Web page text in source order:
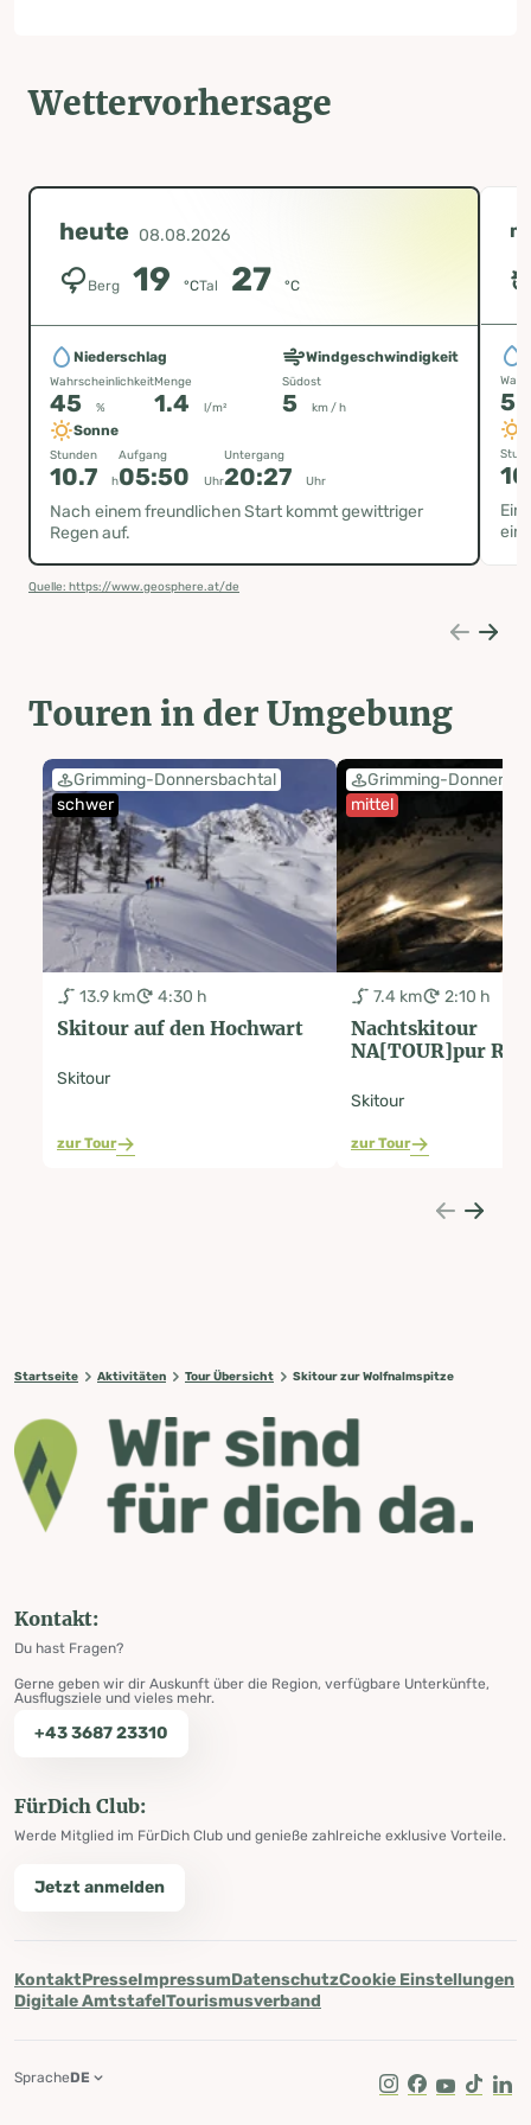
Wettervorhersage
heute 08.08.2026
Berg 19 °CTal 27 °C
Niederschlag
Wahrscheinlichkeit
45 %
Menge
1.4 l/m²
Windgeschwindigkeit
Südost
5 km / h
Sonne
Stunden
10.7 h
Aufgang
05:50 Uhr
Untergang
20:27 Uhr
Nach einem freundlichen Start kommt gewittriger
Regen auf.
5
Ein
ein
Quelle: https://www.geosphere.at/de
Touren in der Umgebung
Grimming-Donnersbachtal
schwer
13.9 km 4:30 h
Skitour auf den Hochwart
Skitour
zur Tour
Grimming-
mittel
7.4 km 2:10 h
Nachtskitour
NA[TOUR]pur
Skitour
zur Tour
Startseite Aktivitäten Tour Übersicht Skitour zur Wolfnalmspitze
Kontakt:
Du hast Fragen?
Gerne geben wir dir Auskunft über die Region, verfügbare Unterkünfte,
Ausflugsziele und vieles mehr.
+43 3687 23310
FürDich Club:
Werde Mitglied im FürDich Club und genieße zahlreiche exklusive Vorteile.
Jetzt anmelden
KontaktPresseImpressumDatenschutzCookie Einstellungen
Digitale AmtstafelTourismusverband
Instagram
Facebook
Youtube
Tik Tok
SpracheDE